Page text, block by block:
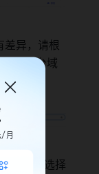
差异，请根
取平台域
名。 例如，当前使用飞书项目的域名为
，需要选择